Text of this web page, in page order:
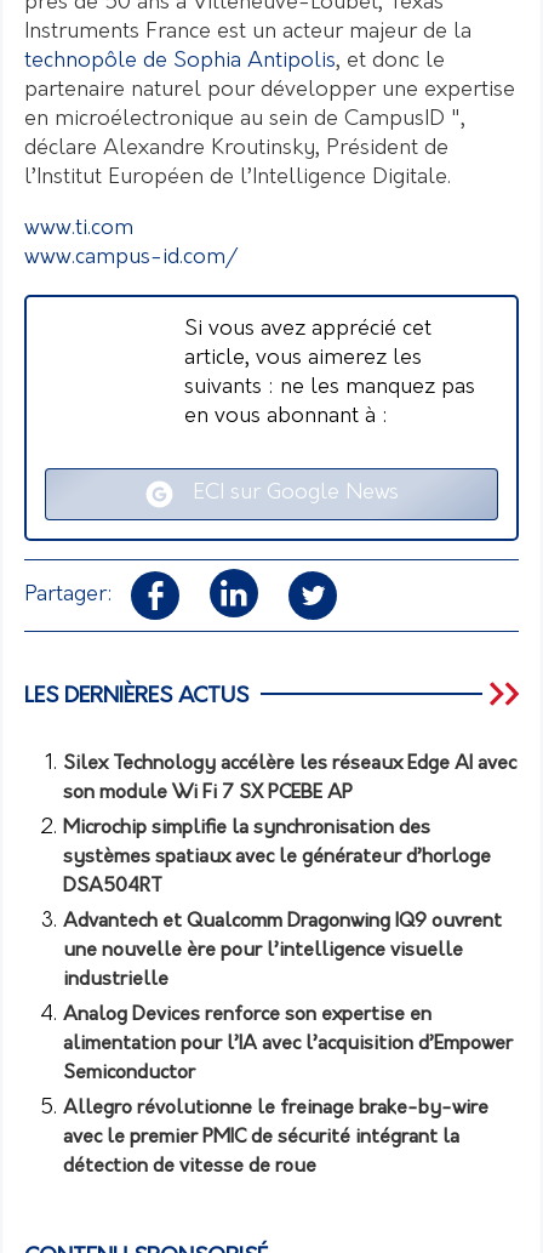
Instruments France est un acteur majeur de la
technopôle de Sophia Antipolis, et donc le
partenaire naturel pour développer une expertise
en microélectronique au sein de CampusID ",
déclare Alexandre Kroutinsky, Président de
l’Institut Européen de l’Intelligence Digitale.
www.ti.com
www.campus-id.com/
Si vous avez apprécié cet
article, vous aimerez les
suivants : ne les manquez pas
en vous abonnant à :
ECI sur Google News
Partager:
LES DERNIÈRES ACTUS
Silex Technology accélère les réseaux Edge AI avec
son module Wi Fi 7 SX PCEBE AP
Microchip simplifie la synchronisation des
systèmes spatiaux avec le générateur d’horloge
DSA504RT
Advantech et Qualcomm Dragonwing IQ9 ouvrent
une nouvelle ère pour l’intelligence visuelle
industrielle
Analog Devices renforce son expertise en
alimentation pour l’IA avec l’acquisition d’Empower
Semiconductor
Allegro révolutionne le freinage brake-by-wire
avec le premier PMIC de sécurité intégrant la
détection de vitesse de roue